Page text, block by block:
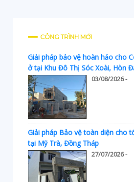
CÔNG TRÌNH MỚI
Giải pháp bảo vệ hoàn hảo cho
ở tại Khu Đô Thị Sóc Xoài, Hòn
03/08/2026 -
Giải pháp Bảo vệ toàn diện cho
tại Mỹ Trà, Đồng Tháp
27/07/2026 -